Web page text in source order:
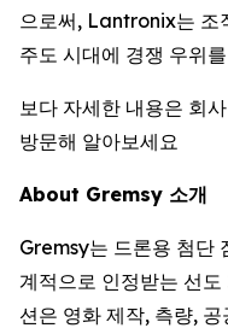
으로써, Lantronix는 조
주도 시대에 경쟁 우위
보다 자세한 내용은 회
방문해 알아보세요
About Gremsy 소개
Gremsy는 드론용 첨단
계적으로 인정받는 선
션은 영화 제작, 측량,